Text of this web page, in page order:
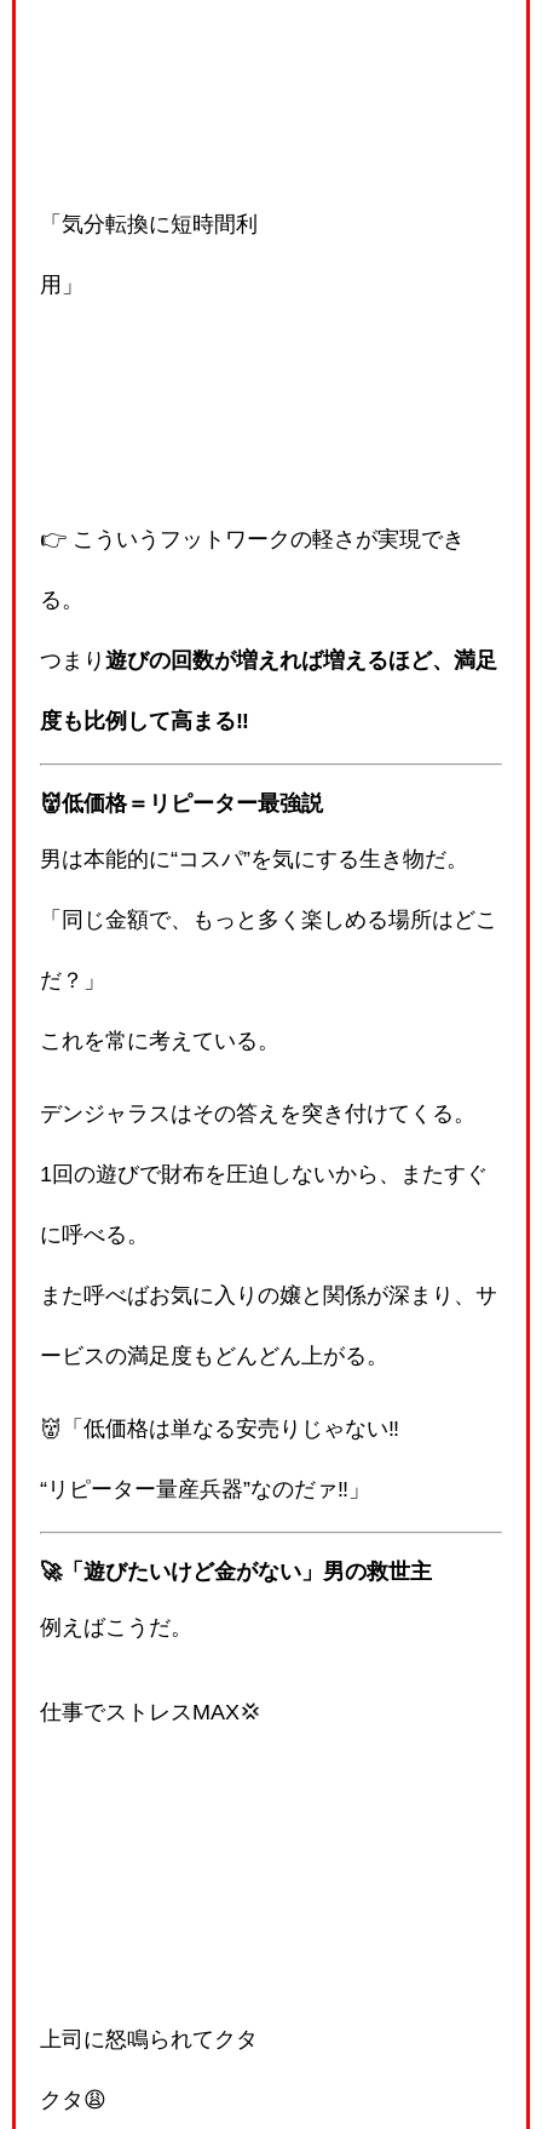
「気分転換に短時間利
用」
👉 こういうフットワークの軽さが実現でき
る。
つまり 遊びの回数が増えれば増えるほど、満足
度も比例して高まる‼️
👹低価格＝リピーター最強説
男は本能的に“コスパ”を気にする生き物だ。
「同じ金額で、もっと多く楽しめる場所はどこ
だ？」
これを常に考えている。
デンジャラスはその答えを突き付けてくる。
1回の遊びで財布を圧迫しないから、またすぐ
に呼べる。
また呼べばお気に入りの嬢と関係が深まり、サ
ービスの満足度もどんどん上がる。
👹「低価格は単なる安売りじゃない‼️
“リピーター量産兵器”なのだァ‼️」
🚀「遊びたいけど金がない」男の救世主
例えばこうだ。
仕事でストレスMAX💢
上司に怒鳴られてクタ
クタ😩